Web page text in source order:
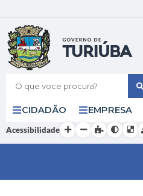
O que voce procura?
CIDADÃO EMPRESA
Acessibilidade